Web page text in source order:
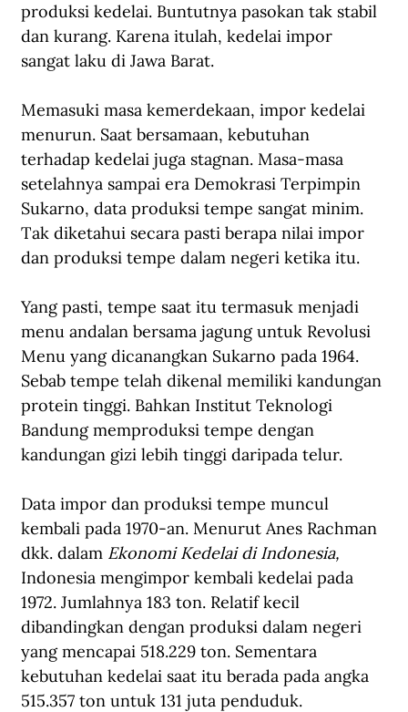
produksi kedelai. Buntutnya pasokan tak stabil
dan kurang. Karena itulah, kedelai impor
sangat laku di Jawa Barat.
Memasuki masa kemerdekaan, impor kedelai
menurun. Saat bersamaan, kebutuhan
terhadap kedelai juga stagnan. Masa-masa
setelahnya sampai era Demokrasi Terpimpin
Sukarno, data produksi tempe sangat minim.
Tak diketahui secara pasti berapa nilai impor
dan produksi tempe dalam negeri ketika itu.
Yang pasti, tempe saat itu termasuk menjadi
menu andalan bersama jagung untuk Revolusi
Menu yang dicanangkan Sukarno pada 1964.
Sebab tempe telah dikenal memiliki kandungan
protein tinggi. Bahkan Institut Teknologi
Bandung memproduksi tempe dengan
kandungan gizi lebih tinggi daripada telur.
Data impor dan produksi tempe muncul
kembali pada 1970-an. Menurut Anes Rachman
dkk. dalam Ekonomi Kedelai di Indonesia,
Indonesia mengimpor kembali kedelai pada
1972. Jumlahnya 183 ton. Relatif kecil
dibandingkan dengan produksi dalam negeri
yang mencapai 518.229 ton. Sementara
kebutuhan kedelai saat itu berada pada angka
515.357 ton untuk 131 juta penduduk.